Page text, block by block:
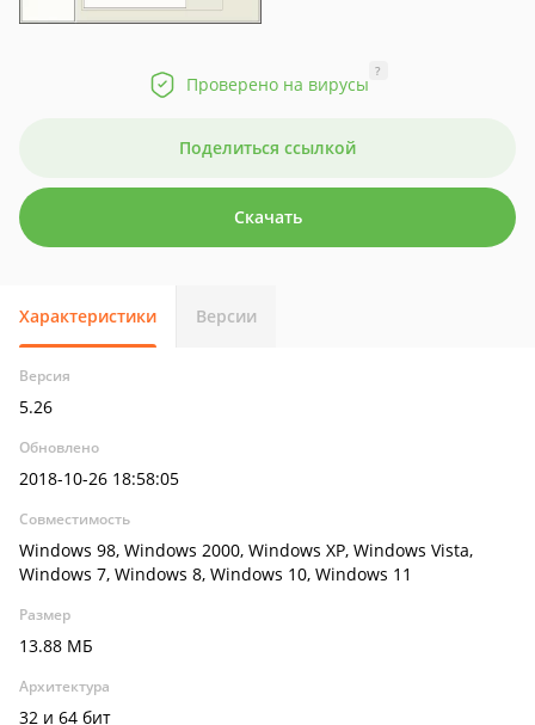
Проверено на вирусы
?
Поделиться ссылкой
Скачать
Характеристики Версии
Версия
5.26
Обновлено
2018-10-26 18:58:05
Совместимость
Windows 98, Windows 2000, Windows XP, Windows Vista,
Windows 7, Windows 8, Windows 10, Windows 11
Размер
13.88 МБ
Архитектура
32 и 64 бит